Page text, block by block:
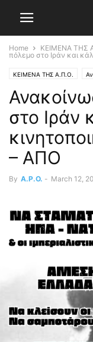
Home ΚΕΙΜΕΝΑ ΤΗΣ
πόλεμο στο Ιράν και
ΚΕΙΜΕΝΑ ΤΗΣ Α.Π.Ο.
Κεντρικό Άρθρο
στο Ιράν
– ΑΠΟ
By A.P.O. - March 12,